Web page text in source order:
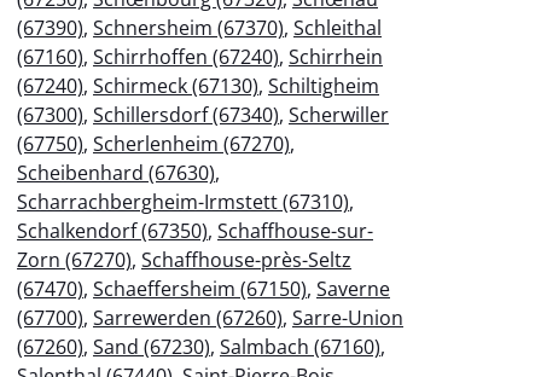
(67390), Schnersheim (67370), Schleithal
(67160), Schirrhoffen (67240), Schirrhein
(67240), Schirmeck (67130), Schiltigheim
(67300), Schillersdorf (67340), Scherwiller
(67750), Scherlenheim (67270),
Scheibenhard (67630),
Scharrachbergheim-Irmstett (67310),
Schalkendorf (67350), Schaffhouse-sur-
Zorn (67270), Schaffhouse-près-Seltz
(67470), Schaeffersheim (67150), Saverne
(67700), Sarrewerden (67260), Sarre-Union
(67260), Sand (67230), Salmbach (67160),